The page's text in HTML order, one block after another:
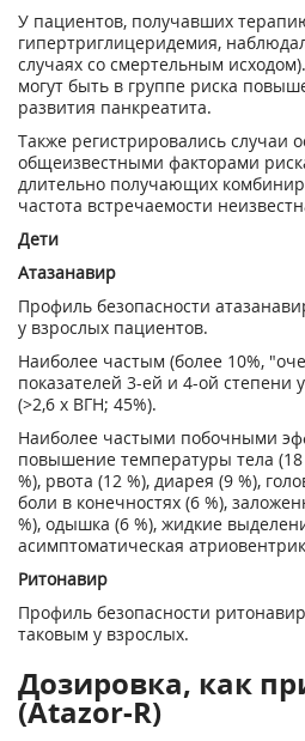
У пациентов, получавших
гипертриглицеридемия,
случаях со смертельным
могут быть в группе риска
развития панкреатита.
Также регистрировались случаи
общеизвестными факторами
длительно получающих
частота встречаемости
Дети
Атазанавир
Профиль безопасности
у взрослых пациентов.
Наиболее частым (более 10%,
показателей 3-ей и 4-ой
(>2,6 х ВГН; 45%).
Наиболее частыми побочными
повышение температуры тела (18
%), рвота (12 %), диарея (9 %),
боли в конечностях (6 %),
%), одышка (6 %), жидкие
асимптоматическая
Ритонавир
Профиль безопасности
таковым у взрослых.
Дозировка, как
(Atazor-R)